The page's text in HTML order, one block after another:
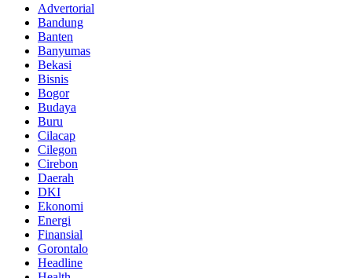
Advertorial
Bandung
Banten
Banyumas
Bekasi
Bisnis
Bogor
Budaya
Buru
Cilacap
Cilegon
Cirebon
Daerah
DKI
Ekonomi
Energi
Finansial
Gorontalo
Headline